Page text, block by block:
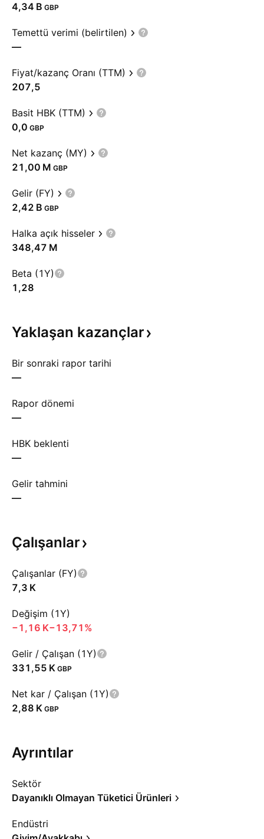
‪4,34 B‬ GBP
Temettü verimi (belirtilen)
—
Fiyat/kazanç Oranı (TTM)
207,5
Basit HBK (TTM)
0,0 GBP
Net kazanç (MY)
‪21,00 M‬ GBP
Gelir (FY)
‪2,42 B‬ GBP
Halka açık hisseler
‪348,47 M‬
Beta (1Y)
1,28
Yaklaşan kazançlar
Bir sonraki rapor tarihi
—
Rapor dönemi
—
HBK beklenti
—
Gelir tahmini
—
Çalışanlar
Çalışanlar (FY)
‪7,3 K‬
Değişim (1Y)
‪−1,16 K‬−13,71%
Gelir / Çalışan (1Y)
‪331,55 K‬ GBP
Net kar / Çalışan (1Y)
‪2,88 K‬ GBP
Ayrıntılar
Sektör
Dayanıklı Olmayan Tüketici Ürünleri
Endüstri